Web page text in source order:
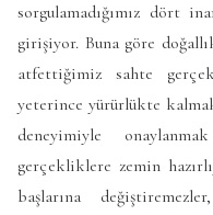
sorgulamadığımız dört
girişiyor. Buna göre
atfettiğimiz sahte
yeterince yürürlükte
deneyimiyle
gerçekliklere zemin
başlarına